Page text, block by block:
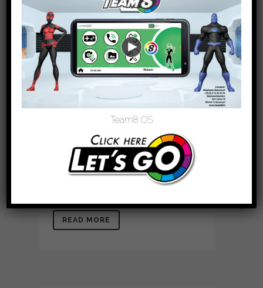
DIABÉTIQUES
Posted at 10:54h inAssociation
0 Likes
L’Aide aux Jeunes Diabétiques est une
association originale qui allie familles
de patients, patients et soignants pour
aider les jeunes qui ont un diabète à
vivre une vie pleinement épanouissante
tout en préservant leur santé. L’AJD
défend leurs intérêts collectifs et
particuliers. Les valeurs de l’AJD,...
READ MORE
Team8 OS